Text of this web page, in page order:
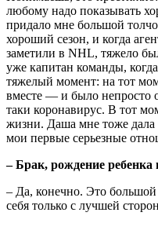
любому надо показывать
придало мне большой
хороший сезон, и когда
заметили в NHL, тяжело
уже капитан команды,
тяжелый момент: на тот
вместе — и было непросто
таки коронавирус. В тот
жизни. Даша мне тоже дала
мои первые серьезные
– Брак, рождение
– Да, конечно. Это
себя только с лучшей